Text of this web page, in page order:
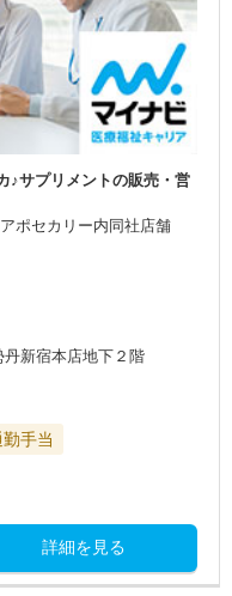
♪サプリメントの販売・営
ポセカリー内同社店舗
新宿本店地下２階
手当
詳細を見る